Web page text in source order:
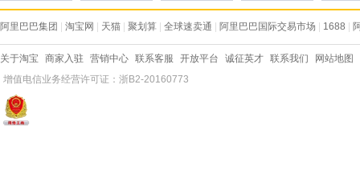
阿里巴巴集团 淘宝网 天猫 聚划算 全球速卖通 阿里巴巴国际交易市场 1688
关于淘宝 商家入驻 营销中心 联系客服 开放平台 诚征英才 联系我们
网站地图
增值电信业务经营许可证：浙B2-20160773